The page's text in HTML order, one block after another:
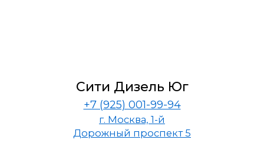
Сити Дизель Юг
+7 (925) 001-99-94
г. Москва, 1-й
Дорожный проспект 5